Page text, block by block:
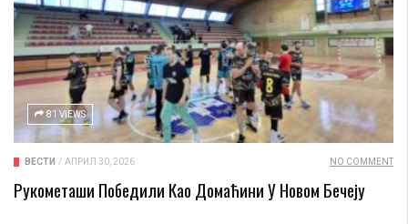
81 VIEWS
ВЕСТИ / АПРИЛ 30, 2026 NO COMMENT
Рукометаши Победили Као Домаћини У Новом Бечеју